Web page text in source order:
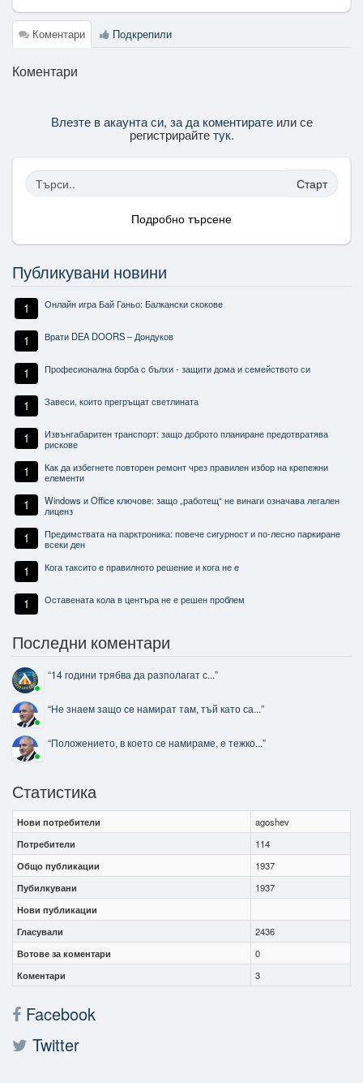
Коментари Подкрепили
Коментари
Влезте в акаунта си, за да коментиратеили се
регистрирайтетук.
Старт
Подробно търсене
Публикувани новини
1 Онлайн игра Бай Ганьо: Балкански скокове
1 Врати DEA DOORS – Дондуков
1 Професионална борба с бълхи - защити дома и семейството си
1 Завеси, които прегръщат светлината
1
Извънгабаритен транспорт: защо доброто планиране предотвратява
рискове
1
Как да избегнете повторен ремонт чрез правилен избор на крепежни
елементи
1
Windows и Office ключове: защо „работещ“ не винаги означава легален
лиценз
1
Предимствата на парктроника: повече сигурност и по-лесно паркиране
всеки ден
1 Кога таксито е правилното решение и кога не е
1 Оставената кола в центъра не е решен проблем
Последни коментари
“14 години трябва да разполагат с...”
“Не знаем защо се намират там, тъй като са...”
“Положението, в което се намираме, е тежко...”
Статистика
Нови потребители
agoshev
Потребители
114
Общо публикации
1937
Пубилкувани
1937
Нови публикации
Гласували
2436
Вотове за коментари
0
Коментари
3
Facebook
Twitter